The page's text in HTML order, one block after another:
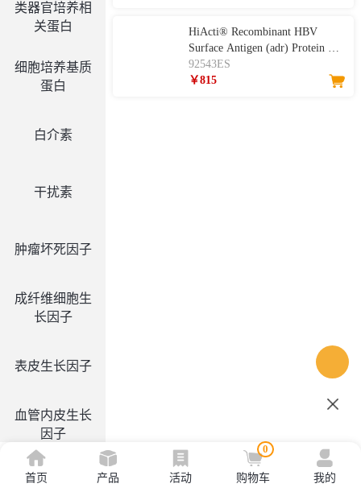
类器官培养相
关蛋白
细胞培养基质
蛋白
白介素
干扰素
肿瘤坏死因子
成纤维细胞生
长因子
表皮生长因子
血管内皮生长
因子
集落刺激因子
HiActi® Recombinant HBV
Surface Antigen (adr) Protein 重
组HBV Surface Antigen (adr)蛋
白
92543ES
￥815
首页 产品 活动
0
购物车 我的